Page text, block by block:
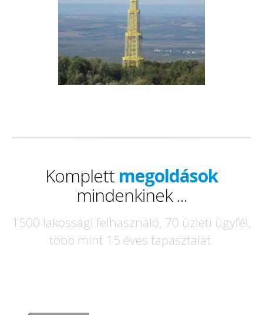
Komplett megoldások
mindenkinek ...
1500 lakossági felhasználó, 70 üzleti ügyfél,
több mint 15 éves tapasztalat.